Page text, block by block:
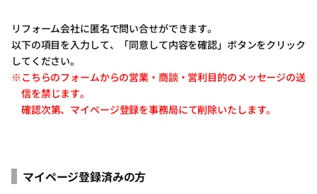
リフォーム会社に匿名で問い合せができます。
以下の項目を入力して、「同意して内容を確認」ボタンをクリック
してください。
※こちらのフォームからの営業・商談・営利目的のメッセージの送
信を禁じます。
確認次第、マイページ登録を事務局にて削除いたします。
マイページ登録済みの方